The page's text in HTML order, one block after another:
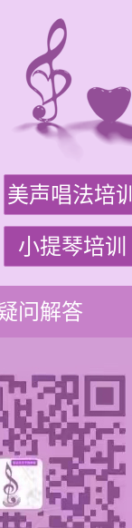
美声唱法培训
小提琴培训
问解答